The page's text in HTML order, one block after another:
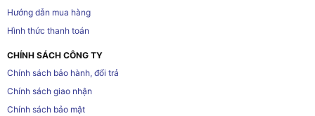
Hướng dẫn mua hàng
Hình thức thanh toán
CHÍNH SÁCH CÔNG TY
Chính sách bảo hành, đổi trả
Chính sách giao nhận
Chính sách bảo mật